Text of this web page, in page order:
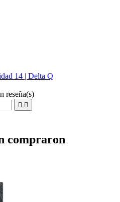
14 | Delta Q
reseña(s)
 
compraron